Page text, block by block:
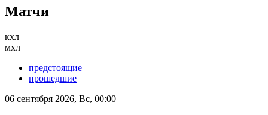
Матчи
кхл
мхл
предстоящие
прошедшие
06 сентября 2026, Вс, 00:00